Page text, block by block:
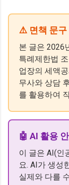
⚠️ 면책 문구
본 글은 2026
특례제한법
업장의 세액
무사와 상담
를 활용하여
🤖 AI 활용
이 글은 AI(인
요. AI가 생성
실제와 다를